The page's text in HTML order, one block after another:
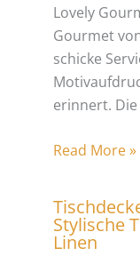
Lovely
Gourmet
schicke
erinnert.
Read More »
Stylische
Linen